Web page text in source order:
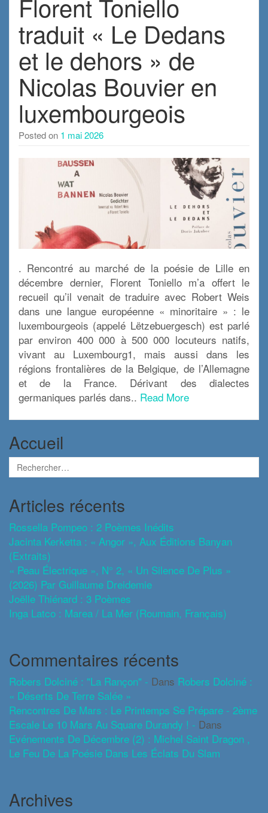
Florent Toniello
traduit « Le Dedans
et le dehors » de
Nicolas Bouvier en
luxembourgeois
Posted on 1 mai 2026
. Rencontré au marché de la poésie de Lille en
décembre dernier, Florent Toniello m’a offert le
recueil qu’il venait de traduire avec Robert Weis
dans une langue européenne « minoritaire » : le
luxembourgeois (appelé Lëtzebuergesch) est parlé
par environ 400 000 à 500 000 locuteurs natifs,
vivant au Luxembourg1, mais aussi dans les
régions frontalières de la Belgique, de l’Allemagne
et de la France. Dérivant des dialectes
germaniques parlés dans.. Read More
Accueil
Articles récents
Rossella Pompeo : 2 Poèmes Inédits
Jacinta Kerketta : « Angor », Aux Éditions Banyan
(extraits)
« Peau Électrique », N° 2, « Un Silence De Plus »
(2026) Par Guillaume Dreidemie
Joëlle Thiénard : 3 Poèmes
Inga Latco : Marea / La Mer (roumain, Français)
Commentaires récents
Robers Dolciné : "La Rançon" - Dans Robers Dolciné :
« Déserts De Terre Salée »
Rencontres De Mars : Le Printemps Se Prépare - 2ème
Escale Le 10 Mars Au Square Durandy ! - Dans
Evénements De Décembre (2) : Michel Saint Dragon ,
Le Feu De La Poésie Dans Les Éclats Du Slam
Archives